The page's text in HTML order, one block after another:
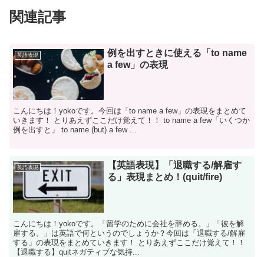
関連記事
英語表現
例を出すときに使える「to name
a few」の表現
こんにちは！yokoです。今回は「to name a few」の表現をまとめて
いきます！ とりあえずここだけ覚えて！！ to name a few「いくつか
例を出すと」 to name (but) a few ...
英語表現
【英語表現】「退職する/解雇す
る」表現まとめ！(quit/fire)
こんにちは！yokoです。「留学のために会社を辞める。」「彼を解
雇する。」は英語で何というのでしょうか？今回は「退職する/解雇
する」の表現をまとめていきます！ とりあえずここだけ覚えて！！
【退職する】quitネガティブな気持...